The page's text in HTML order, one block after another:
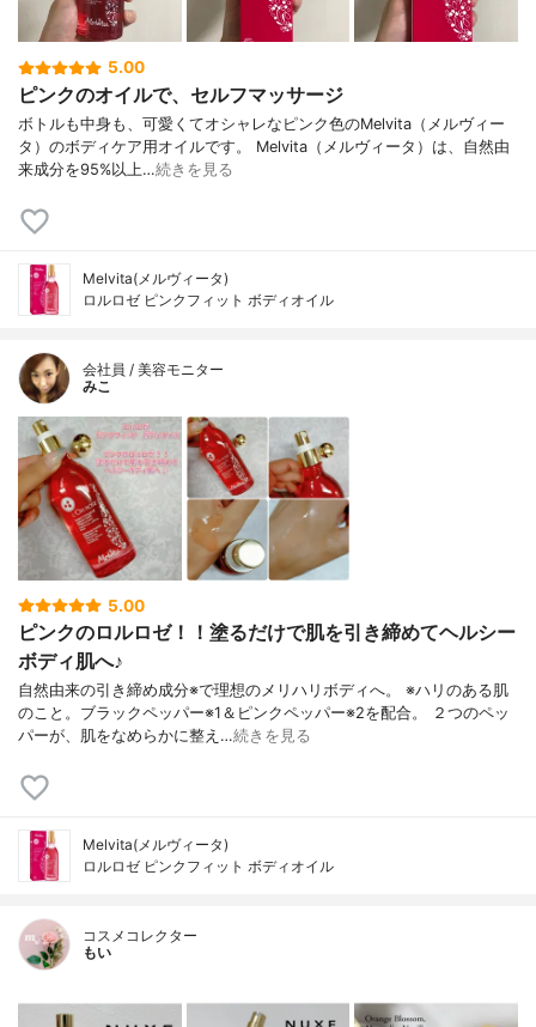
5.00
ピンクのオイルで、セルフマッサージ
ボトルも中身も、可愛くてオシャレなピンク色のMelvita（メルヴィー
タ）のボディケア用オイルです。 Melvita（メルヴィータ）は、自然由
来成分を95%以上…続きを見る
Melvita(メルヴィータ)
ロルロゼ ピンクフィット ボディオイル
会社員 / 美容モニター
みこ
5.00
ピンクのロルロゼ！！塗るだけで肌を引き締めてヘルシー
ボディ肌へ♪
自然由来の引き締め成分※で理想のメリハリボディへ。 ※ハリのある肌
のこと。ブラックペッパー※1＆ピンクペッパー※2を配合。 ２つのペッ
パーが、肌をなめらかに整え…続きを見る
Melvita(メルヴィータ)
ロルロゼ ピンクフィット ボディオイル
コスメコレクター
もい